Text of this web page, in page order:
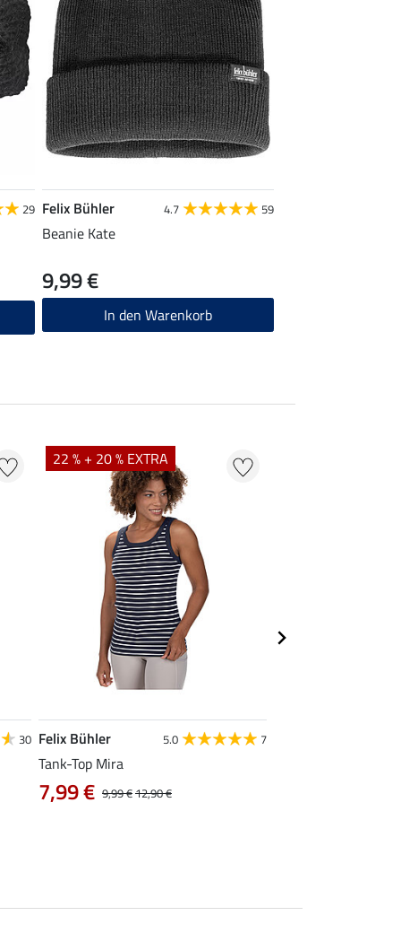
29 Felix Bühler 4.7 59
Beanie Kate
9,99 €
In den Warenkorb
30
22 % + 20 % EXTRA
Felix Bühler 5.0 7
Tank-Top Mira
9,99 €12,90 €
7,99 €